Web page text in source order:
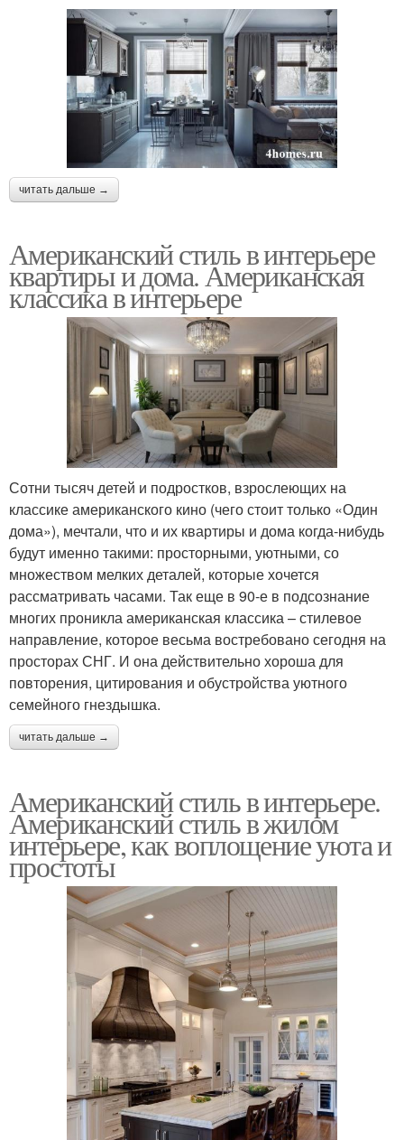
читать дальше →
Американский стиль в интерьере
квартиры и дома. Американская
классика в интерьере
Сотни тысяч детей и подростков, взрослеющих на
классике американского кино (чего стоит только «Один
дома»), мечтали, что и их квартиры и дома когда-нибудь
будут именно такими: просторными, уютными, со
множеством мелких деталей, которые хочется
рассматривать часами. Так еще в 90-е в подсознание
многих проникла американская классика – стилевое
направление, которое весьма востребовано сегодня на
просторах СНГ. И она действительно хороша для
повторения, цитирования и обустройства уютного
семейного гнездышка.
читать дальше →
Американский стиль в интерьере.
Американский стиль в жилом
интерьере, как воплощение уюта и
простоты